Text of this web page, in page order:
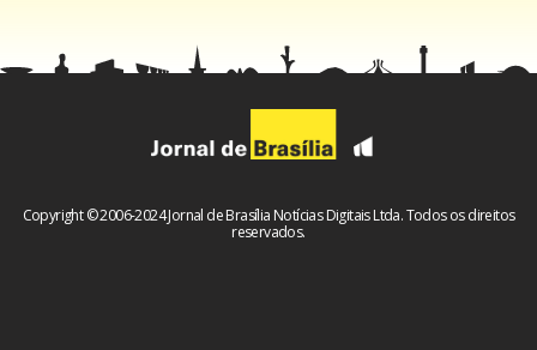
Copyright © 2006-2024 Jornal de Brasília Notícias Digitais Ltda. Todos os direitos
reservados.